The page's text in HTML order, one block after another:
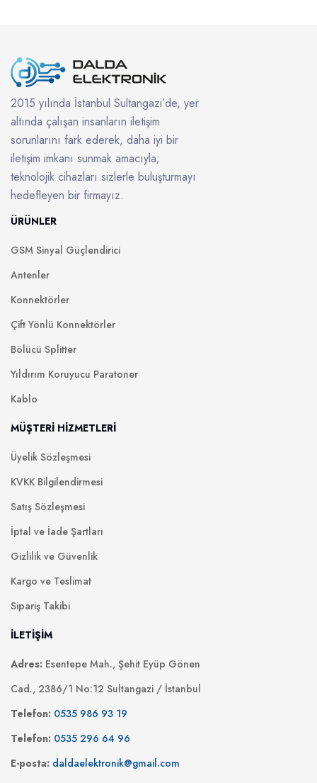
2015 yılında İstanbul Sultangazi’de, yer
altında çalışan insanların iletişim
sorunlarını fark ederek, daha iyi bir
iletişim imkanı sunmak amacıyla;
teknolojik cihazları sizlerle buluşturmayı
hedefleyen bir firmayız.
ÜRÜNLER
GSM Sinyal Güçlendirici
Antenler
Konnektörler
Çift Yönlü Konnektörler
Bölücü Splitter
Yıldırım Koruyucu Paratoner
Kablo
MÜŞTERİ HİZMETLERİ
Üyelik Sözleşmesi
KVKK Bilgilendirmesi
Satış Sözleşmesi
İptal ve İade Şartları
Gizlilik ve Güvenlik
Kargo ve Teslimat
Sipariş Takibi
İLETİŞİM
Adres: Esentepe Mah., Şehit Eyüp Gönen
Cad., 2386/1 No:12 Sultangazi / İstanbul
Telefon: 0535 986 93 19
Telefon: 0535 296 64 96
E-posta: daldaelektronik@gmail.com